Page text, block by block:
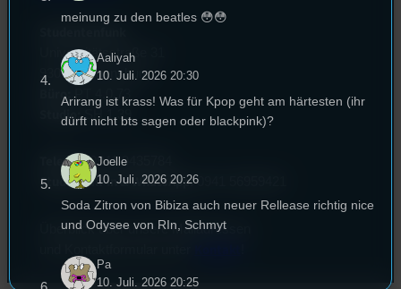
Universitätsstraße 31
93053 Regensburg
Büro: PT 4.0.73
Studio:SH 1.39
Telefon:0941 9435784
Studio Call-In & WhatsApp:0941 56959421
Überblick über unsere Mailadressen
meinung zu den beatles 😳😳
Aaliyah
10. Juli. 2026 20:30
Arirang ist krass! Was für Kpop geht am härtesten (ihr
dürft nicht bts sagen oder blackpink)?
Joelle
10. Juli. 2026 20:26
Soda Zitron von Bibiza auch neuer Rellease richtig nice
und Odysee von RIn, Schmyt
Pa
10. Juli. 2026 20:25